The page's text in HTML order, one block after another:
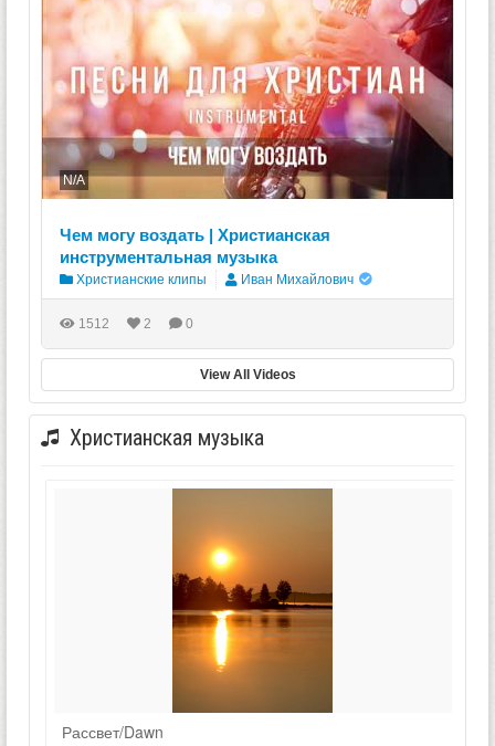
N/A
Чем могу воздать | Христианская
инструментальная музыка
Христианские клипы Иван Михайлович
1512 2 0
View All Videos
Христианская музыка
Рассвет/Dawn